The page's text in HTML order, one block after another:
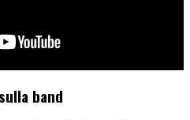
band